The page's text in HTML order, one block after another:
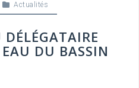
Actualités
DU BASSIN